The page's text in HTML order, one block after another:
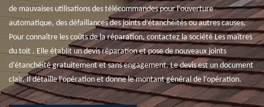
de mauvaises utilisations des télécommandes pour l’ouverture
automatique, des défaillances des joints d’étanchéités ou autres causes.
Pour connaître les coûts de la réparation, contactez la société Les maîtres
du toit . Elle établit un devis réparation et pose de nouveaux joints
d’étanchéité gratuitement et sans engagement. Le devis est un document
clair. Il détaille l’opération et donne le montant général de l’opération.